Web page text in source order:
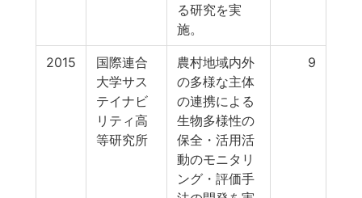
る研究を実
施。
2015
国際連合
大学サス
テイナビ
リティ高
等研究所
農村地域内外
の多様な主体
の連携による
生物多様性の
保全・活用活
動のモニタリ
ング・評価手
9